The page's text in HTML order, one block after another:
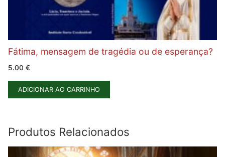
Fátima, mensagem de tragédia ou de esperança?
5.00 €
ADICIONAR AO CARRINHO
Produtos Relacionados